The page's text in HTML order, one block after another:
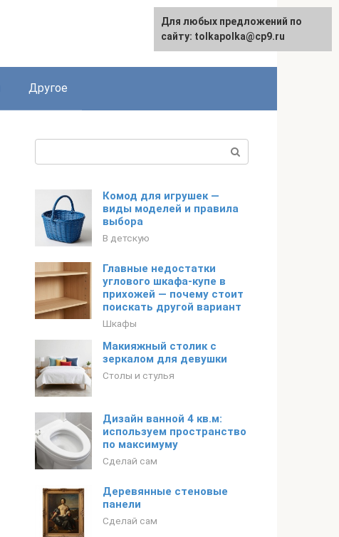
Другое
Комод для игрушек —
виды моделей и правила
выбора
В детскую
Главные недостатки
углового шкафа-купе в
прихожей — почему стоит
поискать другой вариант
Шкафы
Макияжный столик с
зеркалом для девушки
Столы и стулья
Дизайн ванной 4 кв.м:
используем пространство
по максимуму
Сделай сам
Деревянные стеновые
панели
Сделай сам
Для любых предложений по
сайту: tolkapolka@cp9.ru